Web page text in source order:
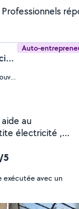
Auto-
Jean Loup Precigout (precigout Multiservice ( P.M.S ))
Magnac-sur-Touvre (Magnac-sur-Touvre)
au
5
avec un